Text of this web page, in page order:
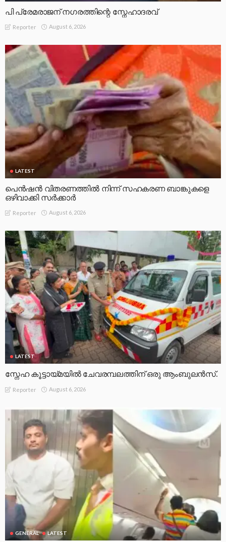
പി പ്രേമരാജന് നഗരത്തിന്റെ സ്നേഹാദരവ്
Reporter August 6, 2026
LATEST
പെൻഷൻ വിതരണത്തിൽ നിന്ന് സഹകരണ ബാങ്കുകളെ
ഒഴിവാക്കി സർക്കാർ
Reporter August 6, 2026
LATEST
സ്നേഹ കൂട്ടായ്മയിൽ ചേവരമ്പലത്തിന് ഒരു ആംബുലൻസ്.
Reporter August 6, 2026
GENERAL LATEST